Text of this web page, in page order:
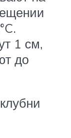
1 см,
до